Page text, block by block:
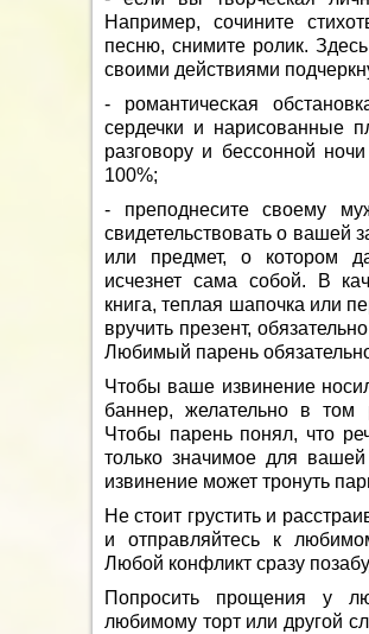
Например, сочините
песню, снимите ролик.
своими действиями
- романтическая
сердечки и нарисованные
разговору и бессонной
100%;
- преподнесите своему
свидетельствовать о вашей
или предмет, о котором
исчезнет сама собой. В
книга, теплая шапочка или
вручить презент,
Любимый парень
Чтобы ваше извинение
баннер, желательно в том
Чтобы парень понял, что
только значимое для
извинение может тронуть
Не стоит грустить и
и отправляйтесь к
Любой конфликт сразу
Попросить прощения у
любимому торт или другой